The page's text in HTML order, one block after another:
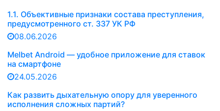
1.1. Объективные признаки состава преступления,
предусмотренного ст. 337 УК РФ
08.06.2026
Melbet Android — удобное приложение для ставок
на смартфоне
24.05.2026
Как развить дыхательную опору для уверенного
исполнения сложных партий?